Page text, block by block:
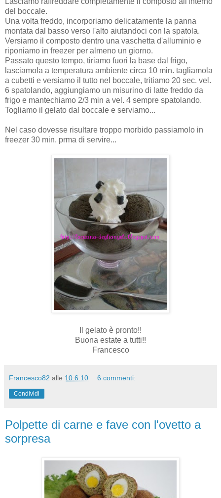
del boccale.
Una volta freddo, incorporiamo delicatamente la panna
montata dal basso verso l'alto aiutandoci con la spatola.
Versiamo il composto dentro una vaschetta d'alluminio e
riponiamo in freezer per almeno un giorno.
Passato questo tempo, tiriamo fuori la base dal frigo,
lasciamola a temperatura ambiente circa 10 min. tagliamola
a cubetti e versiamo il tutto nel boccale, tritiamo 20 sec. vel.
6 spatolando, aggiungiamo un misurino di latte freddo da
frigo e mantechiamo 2/3 min a vel. 4 sempre spatolando.
Togliamo il gelato dal boccale e serviamo...
Nel caso dovesse risultare troppo morbido passiamolo in
freezer 30 min. prma di servire...
Il gelato è pronto!!
Buona estate a tutti!!
Francesco
Francesco82 alle 10.6.10 6 commenti:
Condividi
Polpette di carne e fave con l'ovetto a
sorpresa